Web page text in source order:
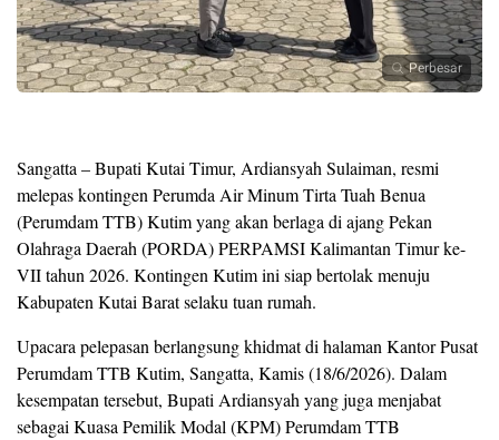
Perbesar
Sangatta – Bupati Kutai Timur, Ardiansyah Sulaiman, resmi
melepas kontingen Perumda Air Minum Tirta Tuah Benua
(Perumdam TTB) Kutim yang akan berlaga di ajang Pekan
Olahraga Daerah (PORDA) PERPAMSI Kalimantan Timur ke-
VII tahun 2026. Kontingen Kutim ini siap bertolak menuju
Kabupaten Kutai Barat selaku tuan rumah.
Upacara pelepasan berlangsung khidmat di halaman Kantor Pusat
Perumdam TTB Kutim, Sangatta, Kamis (18/6/2026). Dalam
kesempatan tersebut, Bupati Ardiansyah yang juga menjabat
sebagai Kuasa Pemilik Modal (KPM) Perumdam TTB